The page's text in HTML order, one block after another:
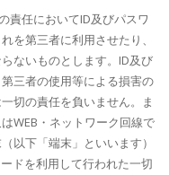
責任においてID及びパスワ
を第三者に利用させたり、
ないものとします。ID及び
三者の使用等による損害の
切の責任を負いません。ま
WEB・ネットワーク回線で
以下「端末」といいます）
ドを利用して行われた一切